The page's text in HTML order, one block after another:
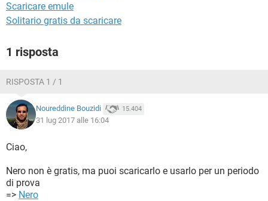
Scaricare emule
Solitario gratis da scaricare
1 risposta
RISPOSTA 1 / 1
Noureddine Bouzidi 15.404
31 lug 2017 alle 16:04
Ciao,
Nero non è gratis, ma puoi scaricarlo e usarlo per un periodo
di prova
=> Nero